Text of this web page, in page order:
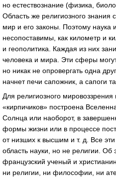
но естествознание (физика,
Область же религиозного
мир и его законы. Поэтому наука
несопоставимы, как километр и
и геополитика. Каждая из них
человека и мира. Эти сферы
но никак не опровергать одна
начнет печи сапожник, а сапоги
Для религиозного
«кирпичиков» построена
Солнца или наоборот, в
формы жизни или в процессе
от низших к высшим и т. д. Все
область науки, но не религии. Об
французский ученый и
ни религии, ни философии, ни